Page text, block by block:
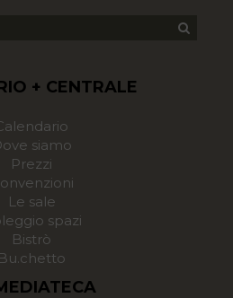
+ CENTRALE
siamo
Prezzi
Le sale
spazi
Bistrò
Bu.chetto